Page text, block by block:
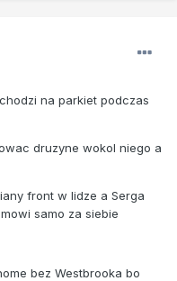
na parkiet podczas
druzyne wokol niego a
front w lidze a Serga
samo za siebie
bez Westbrooka bo